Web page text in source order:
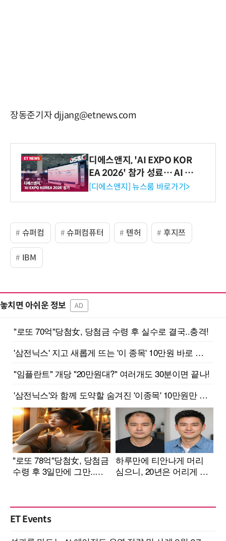
장동준기자 djjang@etnews.com
디에스앤지, 'AI EXPO KOR
EA 2026' 참가 성료… AI 전
생애주기 아우르는 통합 솔루
[디에스앤지] 뉴스룸 바로가기>
슈퍼컴 슈퍼컴퓨터 톈허 후지쯔
IBM
놓치면 아쉬운 정보 AD
ET Events